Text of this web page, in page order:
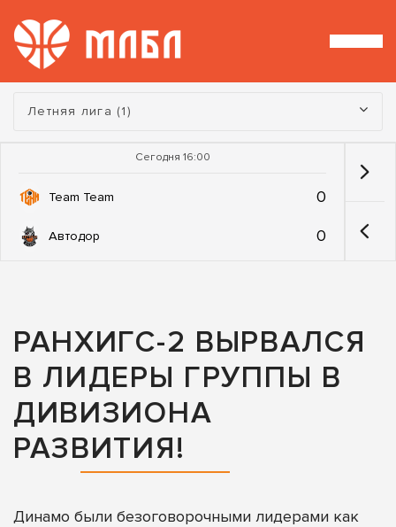
Турнир:
Летняя лига (1)
Сегодня 16:00
Team Team 0
Автодор 0
РАНХИГС-2 ВЫРВАЛСЯ
В ЛИДЕРЫ ГРУППЫ В
ДИВИЗИОНА
РАЗВИТИЯ!
Динамо были безоговорочными лидерами как